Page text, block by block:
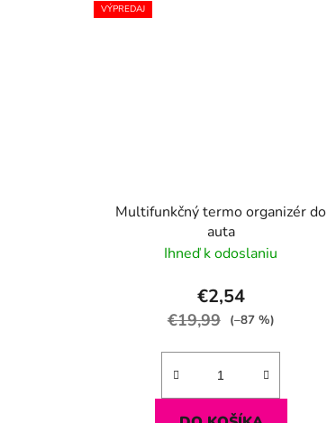
VÝPREDAJ
Multifunkčný termo organizér do
auta
Ihneď k odoslaniu
€2,54
€19,99 (–87 %)